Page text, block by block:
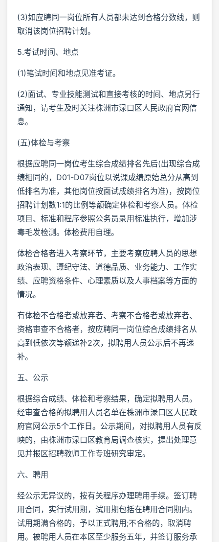
(3)如应聘同一岗位所有人员都未达到合格分数线，则
取消该岗位招聘计划。
5.考试时间、地点
(1)笔试时间和地点见准考证。
(2)面试、专业技能测试和直接考核的时间、地点另行
通知，请考生及时关注株洲市渌口区人民政府官网信
息。
(五)体检与考察
根据应聘同一岗位考生综合成绩排名先后(出现综合成
绩相同的，D01-D07岗位以说课成绩原始总分从高到
低排名为准，其他岗位按面试成绩排名为准)，按岗位
招聘计划数1:1的比例等额确定体检和考察人员。体检
项目、标准和程序参照公务员录用标准执行，增加涉
毒毛发检测。体检费用自理。
体检合格者进入考察环节，主要考察应聘人员的思想
政治表现、遵纪守法、道德品质、业务能力、工作实
绩、应聘资格条件、心理素质以及人事档案等方面的
情况。
有体检不合格者或放弃者、考察不合格者或放弃者、
资格审查不合格者，按应聘同一岗位综合成绩排名从
高到低依次等额递补2次，拟聘用人员公示后不再递
补。
五、公示
根据综合成绩、体检和考察结果，确定拟聘用人员。
经审查合格的拟聘用人员名单在株洲市渌口区人民政
府官网公示5个工作日。公示期间，对拟聘用人员有反
映的，由株洲市渌口区教育局调查核实，提出处理意
见并报区招聘教师工作专班研究审定。
六、聘用
经公示无异议的，按有关程序办理聘用手续。签订聘
用合同，实行试用期，试用期包括在聘用合同期内。
试用期满合格的，予以正式聘用;不合格的，取消聘
用。被聘用人员在本区至少服务五年，并签订服务承